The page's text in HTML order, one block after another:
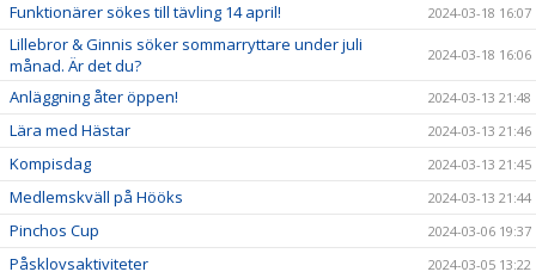
Funktionärer sökes till tävling 14 april! 2024-03-18 16:07
Lillebror & Ginnis söker sommarryttare under juli
månad. Är det du?
2024-03-18 16:06
Anläggning åter öppen! 2024-03-13 21:48
Lära med Hästar 2024-03-13 21:46
Kompisdag 2024-03-13 21:45
Medlemskväll på Hööks 2024-03-13 21:44
Pinchos Cup 2024-03-06 19:37
Påsklovsaktiviteter 2024-03-05 13:22